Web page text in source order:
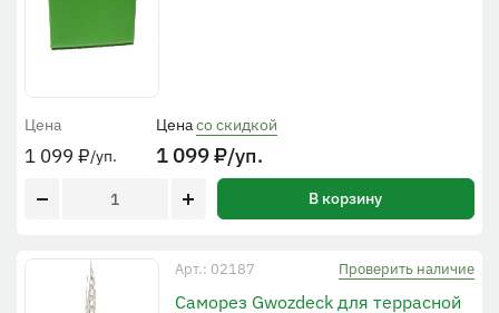
Цена
1 099 ₽/уп.
Ценасо скидкой
1 099₽/уп.
В корзину
Арт.: 02187 Проверить наличие
Саморез Gwozdeck для террасной